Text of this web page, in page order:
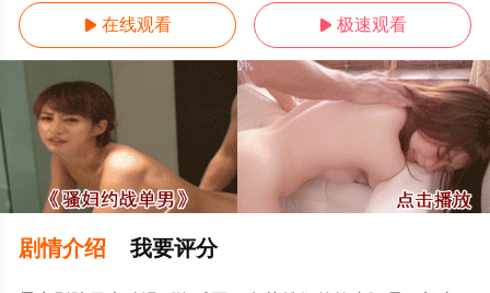
 在线观看  极速观看
剧情介绍 我要评分